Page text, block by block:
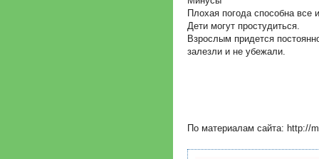
Плохая погода способна все
Дети могут простудиться.
Взрослым придется
залезли и не убежали.
По материалам сайта: http://